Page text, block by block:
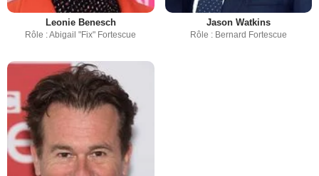
Leonie Benesch
Rôle : Abigail "Fix" Fortescue
Jason Watkins
Rôle : Bernard Fortescue